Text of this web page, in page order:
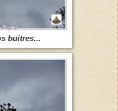
buitres...